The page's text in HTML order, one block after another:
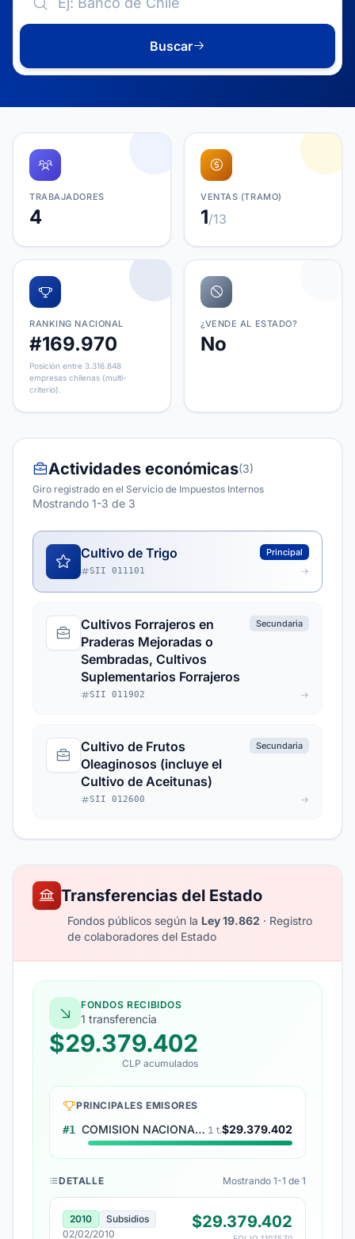
Buscar
TRABAJADORES
4
VENTAS (TRAMO)
1/13
RANKING NACIONAL
#169.970
Posición entre 3.316.848
empresas chilenas (multi-
criterio).
¿VENDE AL ESTADO?
No
Actividades económicas(3)
Giro registrado en el Servicio de Impuestos Internos
Mostrando 1-3 de 3
Cultivo de Trigo Principal
SII 011101
Cultivos Forrajeros en
Praderas Mejoradas o
Sembradas, Cultivos
Suplementarios Forrajeros
Secundaria
SII 011902
Cultivo de Frutos
Oleaginosos (incluye el
Cultivo de Aceitunas)
Secundaria
SII 012600
Transferencias del Estado
Fondos públicos según la Ley 19.862 · Registro
de colaboradores del Estado
FONDOS RECIBIDOS
1 transferencia
$29.379.402
CLP acumulados
PRINCIPALES EMISORES
#1 COMISION NACIONAL DE RIEGO 1 t.$29.379.402
DETALLE Mostrando 1-1 de 1
2010
Subsidios
02/02/2010
$29.379.402